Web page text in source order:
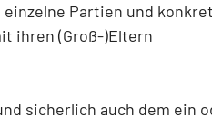
Partien und
ihren (Groß-)Eltern
sicherlich auch dem ein